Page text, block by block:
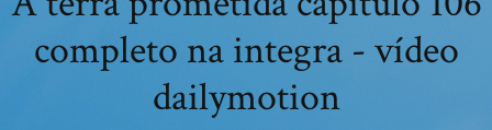
completo na integra - vídeo
dailymotion